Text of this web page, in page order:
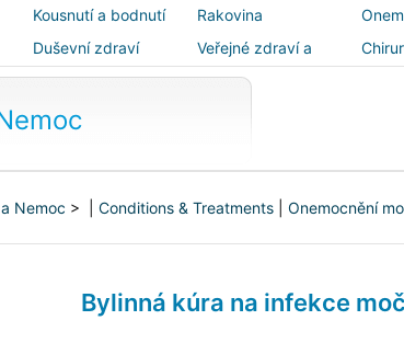
Kousnutí a bodnutí Rakovina
Duševní zdraví
Veřejné zdraví a
bezpečnost
Nemoc > | Conditions & Treatments Onemocnění
Bylinná kúra na infekce